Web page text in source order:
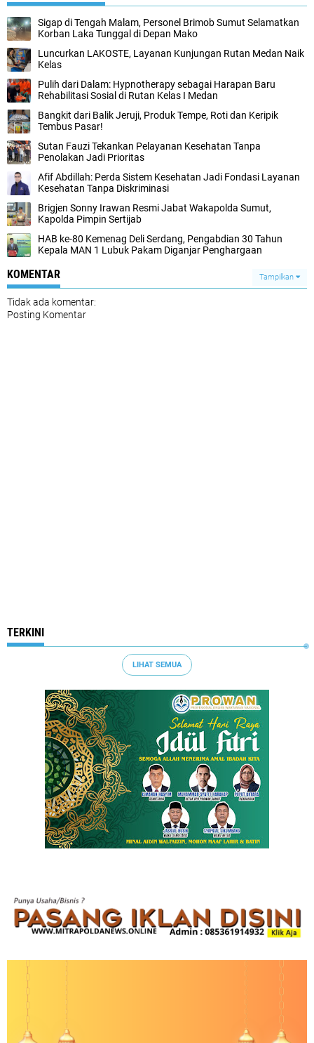
Sigap di Tengah Malam, Personel Brimob Sumut Selamatkan
Korban Laka Tunggal di Depan Mako
Luncurkan LAKOSTE, Layanan Kunjungan Rutan Medan Naik
Kelas
Pulih dari Dalam: Hypnotherapy sebagai Harapan Baru
Rehabilitasi Sosial di Rutan Kelas I Medan
Bangkit dari Balik Jeruji, Produk Tempe, Roti dan Keripik
Tembus Pasar!
Sutan Fauzi Tekankan Pelayanan Kesehatan Tanpa
Penolakan Jadi Prioritas
Afif Abdillah: Perda Sistem Kesehatan Jadi Fondasi Layanan
Kesehatan Tanpa Diskriminasi
Brigjen Sonny Irawan Resmi Jabat Wakapolda Sumut,
Kapolda Pimpin Sertijab
HAB ke-80 Kemenag Deli Serdang, Pengabdian 30 Tahun
Kepala MAN 1 Lubuk Pakam Diganjar Penghargaan
KOMENTAR Tampilkan
Tidak ada komentar:
Posting Komentar
TERKINI
LIHAT SEMUA